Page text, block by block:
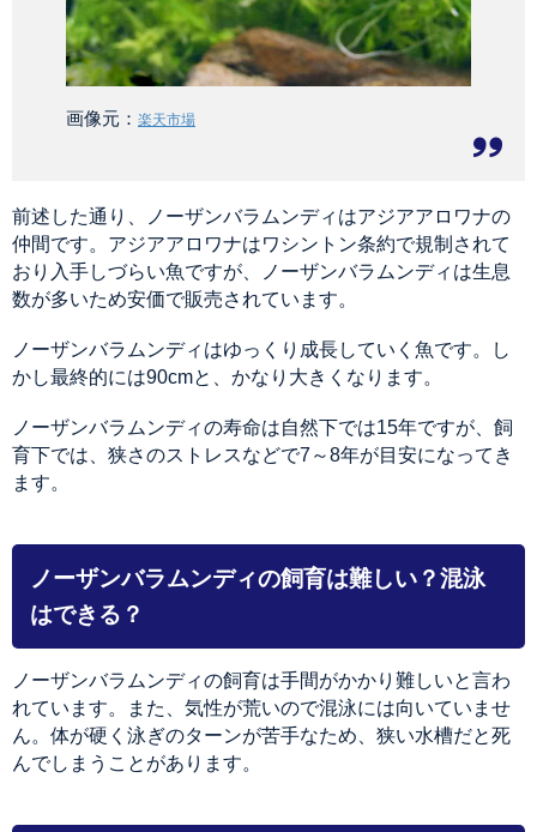
画像元： 楽天市場
前述した通り、ノーザンバラムンディはアジアアロワナの
仲間です。アジアアロワナはワシントン条約で規制されて
おり入手しづらい魚ですが、ノーザンバラムンディは生息
数が多いため安価で販売されています。
ノーザンバラムンディはゆっくり成長していく魚です。し
かし最終的には90cmと、かなり大きくなります。
ノーザンバラムンディの寿命は自然下では15年ですが、飼
育下では、狭さのストレスなどで7～8年が目安になってき
ます。
ノーザンバラムンディの飼育は難しい？混泳
はできる？
ノーザンバラムンディの飼育は手間がかかり難しいと言わ
れています。また、気性が荒いので混泳には向いていませ
ん。体が硬く泳ぎのターンが苦手なため、狭い水槽だと死
んでしまうことがあります。